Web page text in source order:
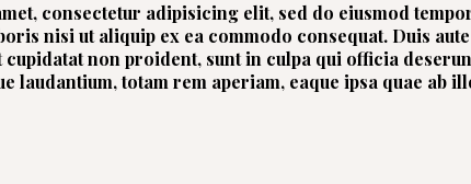
consectetur adipisicing elit, sed do eiusmod
nisi ut aliquip ex ea commodo consequat. Duis
cupidatat non proident, sunt in culpa qui officia
laudantium, totam rem aperiam, eaque ipsa quae ab